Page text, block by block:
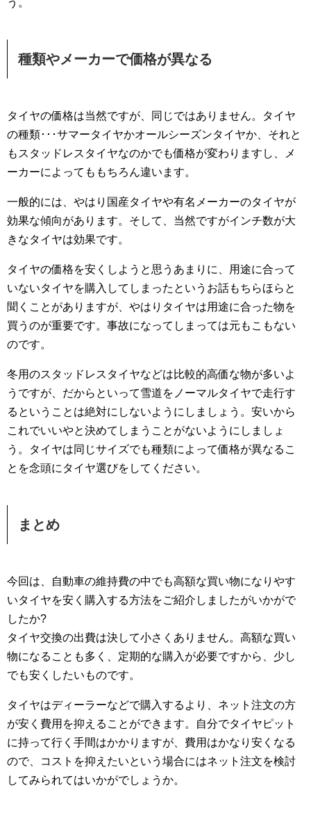
う。
種類やメーカーで価格が異なる
タイヤの価格は当然ですが、同じではありません。タイヤ
の種類･･･サマータイヤかオールシーズンタイヤか、それと
もスタッドレスタイヤなのかでも価格が変わりますし、メ
ーカーによってももちろん違います。
一般的には、やはり国産タイヤや有名メーカーのタイヤが
効果な傾向があります。そして、当然ですがインチ数が大
きなタイヤは効果です。
タイヤの価格を安くしようと思うあまりに、用途に合って
いないタイヤを購入してしまったというお話もちらほらと
聞くことがありますが、やはりタイヤは用途に合った物を
買うのが重要です。事故になってしまっては元もこもない
のです。
冬用のスタッドレスタイヤなどは比較的高価な物が多いよ
うですが、だからといって雪道をノーマルタイヤで走行す
るということは絶対にしないようにしましょう。安いから
これでいいやと決めてしまうことがないようにしましょ
う。タイヤは同じサイズでも種類によって価格が異なるこ
とを念頭にタイヤ選びをしてください。
まとめ
今回は、自動車の維持費の中でも高額な買い物になりやす
いタイヤを安く購入する方法をご紹介しましたがいかがで
したか?
タイヤ交換の出費は決して小さくありません。高額な買い
物になることも多く、定期的な購入が必要ですから、少し
でも安くしたいものです。
タイヤはディーラーなどで購入するより、ネット注文の方
が安く費用を抑えることができます。自分でタイヤピット
に持って行く手間はかかりますが、費用はかなり安くなる
ので、コストを抑えたいという場合にはネット注文を検討
してみられてはいかがでしょうか。